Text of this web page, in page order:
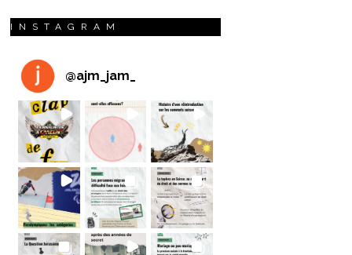
INSTAGRAM
@ajm_jam_